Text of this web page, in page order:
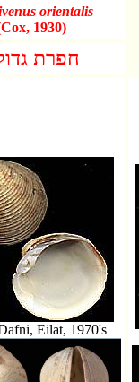
orientalis
1930)
חפרת
Eilat, 1970's